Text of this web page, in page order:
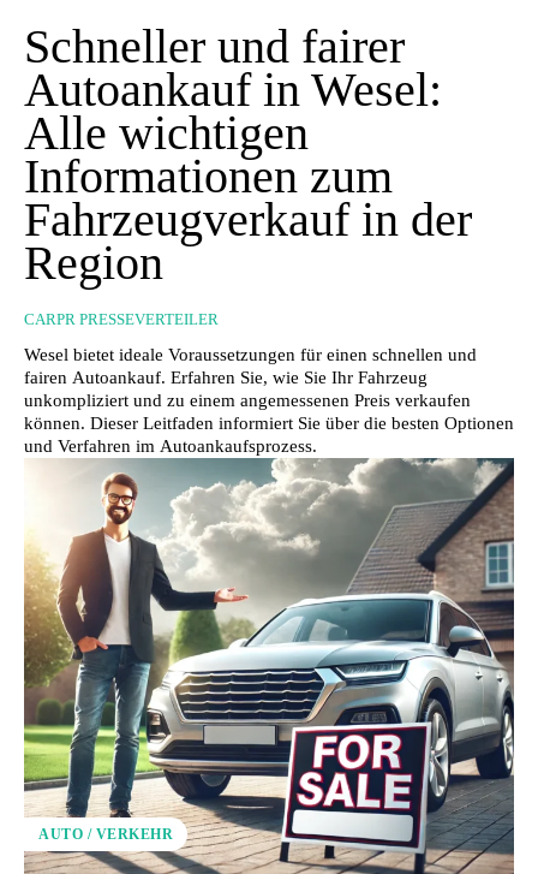
Schneller und fairer
Autoankauf in Wesel:
Alle wichtigen
Informationen zum
Fahrzeugverkauf in der
Region
CARPR PRESSEVERTEILER
Wesel bietet ideale Voraussetzungen für einen schnellen und
fairen Autoankauf. Erfahren Sie, wie Sie Ihr Fahrzeug
unkompliziert und zu einem angemessenen Preis verkaufen
können. Dieser Leitfaden informiert Sie über die besten Optionen
und Verfahren im Autoankaufsprozess.
AUTO / VERKEHR